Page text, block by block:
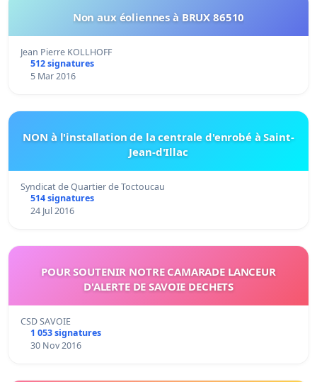
Non aux éoliennes à BRUX 86510
Jean Pierre KOLLHOFF
512 signatures
5 Mar 2016
NON à l'installation de la centrale d'enrobé à Saint-
Jean-d'Illac
Syndicat de Quartier de Toctoucau
514 signatures
24 Jul 2016
POUR SOUTENIR NOTRE CAMARADE LANCEUR
D'ALERTE DE SAVOIE DECHETS
CSD SAVOIE
1 053 signatures
30 Nov 2016